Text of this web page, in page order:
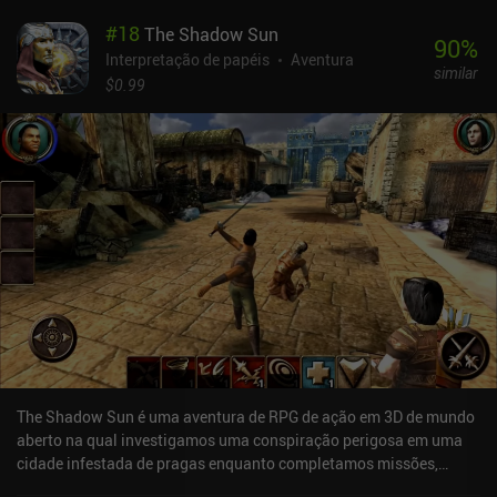
lineares. Devido aos gráficos arrojados e à falta de detalhes, a
idade do jogo já está começando a aparecer. Além disso, o mundo
aberto simplesmente não é grande o suficiente para conter todos
da ação acaba acontecendo em masmorras subterrâneas que
rapidamente se tornam repetitivas. A implementação do sistema
de alquimia também é um tanto questionável. Ele é apresentado
como algo importante no jogo, mas basicamente se resume a
coletar repetidamente as mesmas plantas para preparar poções de
cura que são muito mais fáceis de comprar dos NPCs. O Naroth é
totalmente gratuito, sem anúncios ou iAP. Não é o melhor RPG 3D
já criado, mas, apesar de seus pontos negativos, a jogabilidade é
decentemente cativante e vale a pena conferir o jogo se você gosta
de RPGs em primeira pessoa.
#18 The Shadow Sun
Interpretação de papéis
Aventura
$0.99
90%
similar
The Shadow Sun é uma aventura de RPG de ação em 3D de mundo
aberto na qual investigamos uma conspiração perigosa em uma
cidade infestada de pragas enquanto completamos missões,